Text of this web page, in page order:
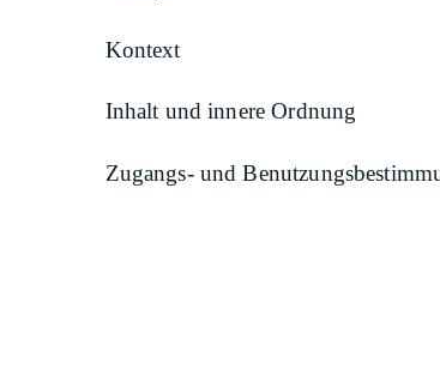
Kontext
Inhalt und innere Ordnung
Zugangs- und